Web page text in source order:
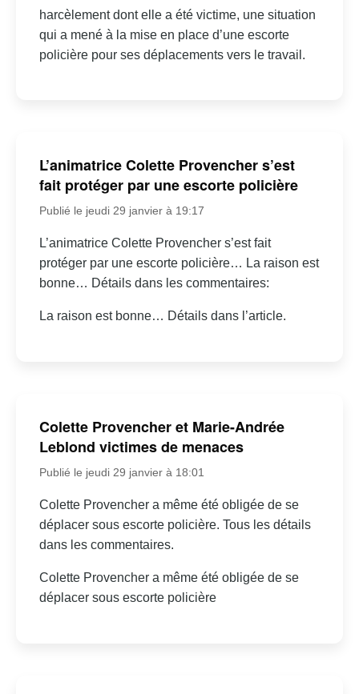
harcèlement dont elle a été victime, une situation
qui a mené à la mise en place d’une escorte
policière pour ses déplacements vers le travail.
L’animatrice Colette Provencher s’est
fait protéger par une escorte policière
Publié le jeudi 29 janvier à 19:17
L’animatrice Colette Provencher s’est fait
protéger par une escorte policière… La raison est
bonne… Détails dans les commentaires:
La raison est bonne… Détails dans l’article.
Colette Provencher et Marie-Andrée
Leblond victimes de menaces
Publié le jeudi 29 janvier à 18:01
Colette Provencher a même été obligée de se
déplacer sous escorte policière. Tous les détails
dans les commentaires.
Colette Provencher a même été obligée de se
déplacer sous escorte policière